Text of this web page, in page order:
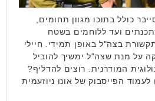
כולל בתוכו מגוון תחומים,
ועד ללוחמים בשטח
בצה"ל באופן תמידי. חיילי
על מנת שצה"ל ימשיך להוביל
המודרנית. רוצים להדליף?
הפייסבוק של אונו ניוזעמית